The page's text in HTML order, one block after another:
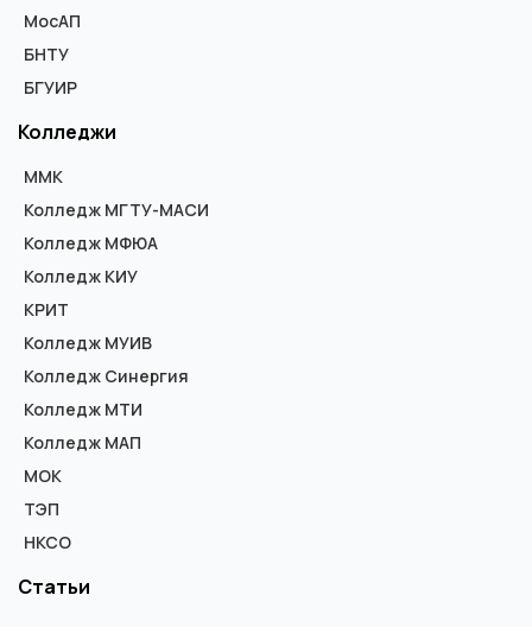
МосАП
БНТУ
БГУИР
Колледжи
ММК
Колледж МГТУ-МАСИ
Колледж МФЮА
Колледж КИУ
КРИТ
Колледж МУИВ
Колледж Синергия
Колледж МТИ
Колледж МАП
МОК
ТЭП
НКСО
Статьи